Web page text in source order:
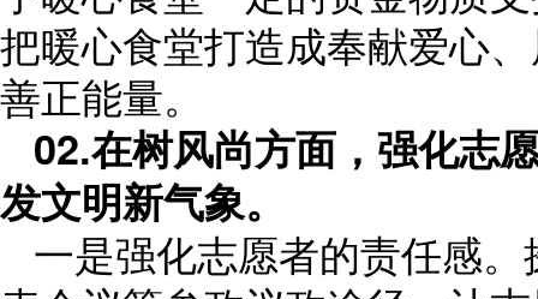
把暖心食堂打造成奉献爱心
善正能量。
02.在树风尚方面，强化志
发文明新气象。
一是强化志愿者的责任感